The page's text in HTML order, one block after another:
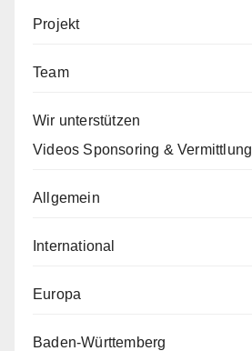
Projekt
Team
Wir unterstützen
Videos Sponsoring & Vermittlung
Allgemein
International
Europa
Baden-Württemberg